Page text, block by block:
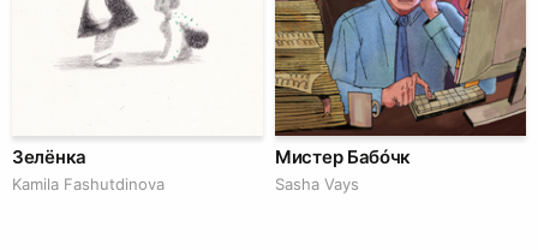
Зелёнка
Kamila Fashutdinova
Мистер Бабóчк
Sasha Vays